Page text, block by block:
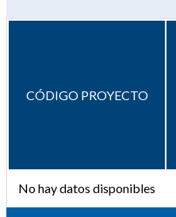
CÓDIGO PROYECTO
No hay datos disponibles